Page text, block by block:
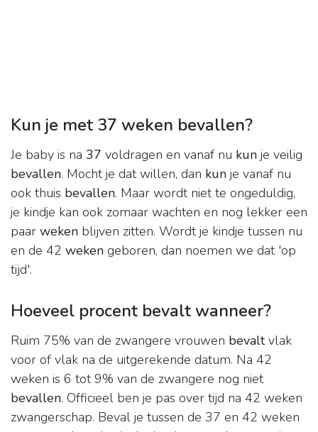
Kun je met 37 weken bevallen?
Je baby is na 37 voldragen en vanaf nu kun je veilig
bevallen. Mocht je dat willen, dan kun je vanaf nu
ook thuis bevallen. Maar wordt niet te ongeduldig,
je kindje kan ook zomaar wachten en nog lekker een
paar weken blijven zitten. Wordt je kindje tussen nu
en de 42 weken geboren, dan noemen we dat 'op
tijd'.
Hoeveel procent bevalt wanneer?
Ruim 75% van de zwangere vrouwen bevaltvlak
voor of vlak na de uitgerekende datum. Na 42
weken is 6 tot 9% van de zwangere nog niet
bevallen. Officieel ben je pas over tijd na 42 weken
zwangerschap. Beval je tussen de 37 en 42 weken